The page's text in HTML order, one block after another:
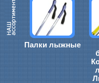
Палки лыжные